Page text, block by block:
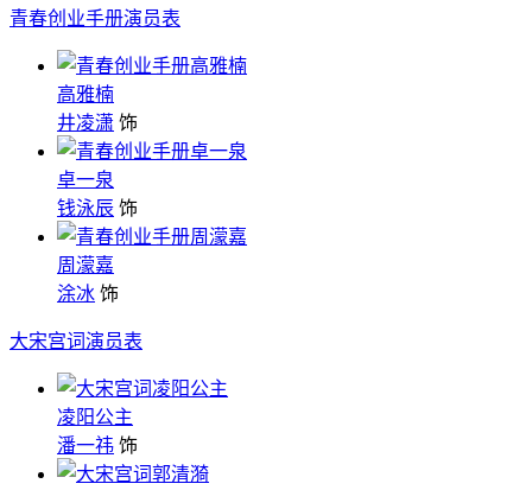
青春创业手册演员表
高雅楠
井凌潇 饰
卓一泉
钱泳辰 饰
周濛嘉
涂冰 饰
大宋宫词演员表
凌阳公主
潘一祎 饰